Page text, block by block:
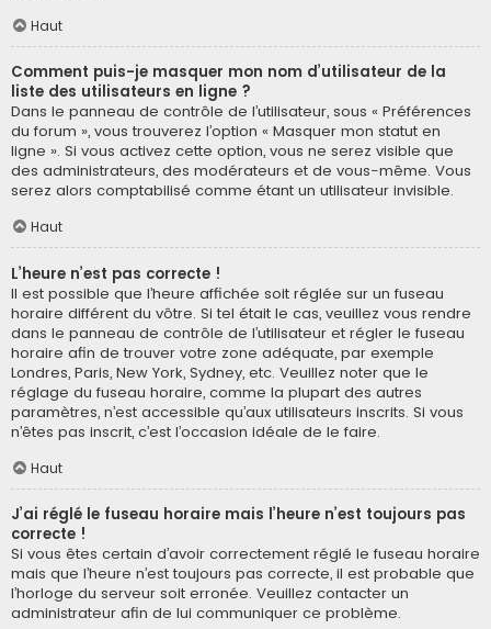
Haut
Comment puis-je masquer mon nom d’utilisateur de la
liste des utilisateurs en ligne ?
Dans le panneau de contrôle de l’utilisateur, sous « Préférences
du forum », vous trouverez l’option « Masquer mon statut en
ligne ». Si vous activez cette option, vous ne serez visible que
des administrateurs, des modérateurs et de vous-même. Vous
serez alors comptabilisé comme étant un utilisateur invisible.
Haut
L’heure n’est pas correcte !
Il est possible que l’heure affichée soit réglée sur un fuseau
horaire différent du vôtre. Si tel était le cas, veuillez vous rendre
dans le panneau de contrôle de l’utilisateur et régler le fuseau
horaire afin de trouver votre zone adéquate, par exemple
Londres, Paris, New York, Sydney, etc. Veuillez noter que le
réglage du fuseau horaire, comme la plupart des autres
paramètres, n’est accessible qu’aux utilisateurs inscrits. Si vous
n’êtes pas inscrit, c’est l’occasion idéale de le faire.
Haut
J’ai réglé le fuseau horaire mais l’heure n’est toujours pas
correcte !
Si vous êtes certain d’avoir correctement réglé le fuseau horaire
mais que l’heure n’est toujours pas correcte, il est probable que
l’horloge du serveur soit erronée. Veuillez contacter un
administrateur afin de lui communiquer ce problème.